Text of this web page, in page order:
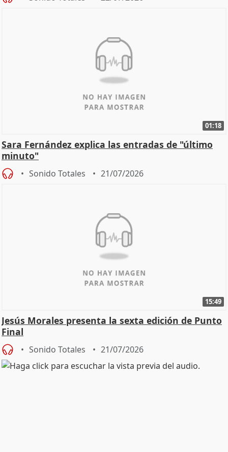
01:18
Sara Fernández explica las entradas de "último
minuto"
Sonido Totales 21/07/2026
15:49
Jesús Morales presenta la sexta edición de Punto
Final
Sonido Totales 21/07/2026